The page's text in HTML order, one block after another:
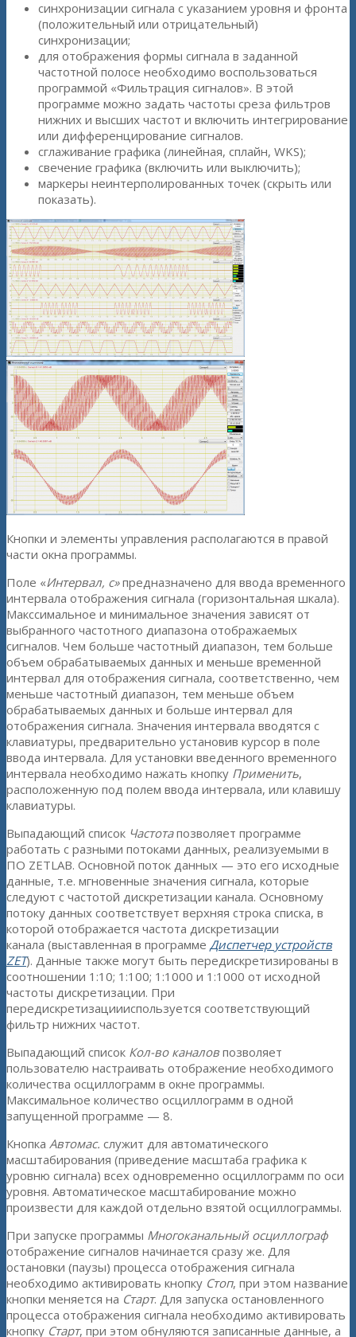
синхронизации сигнала с указанием уровня и фронта
(положительный или отрицательный)
синхронизации;
для отображения формы сигнала в заданной
частотной полосе необходимо воспользоваться
программой «Фильтрация сигналов». В этой
программе можно задать частоты среза фильтров
нижних и высших частот и включить интегрирование
или дифференцирование сигналов.
сглаживание графика (линейная, сплайн, WKS);
свечение графика (включить или выключить);
маркеры неинтерполированных точек (скрыть или
показать).
Кнопки и элементы управления располагаются в правой
части окна программы.
Поле «Интервал, с»предназначено для ввода временного
интервала отображения сигнала (горизонтальная шкала).
Макссимальное и минимальное значения зависят от
выбранного частотного диапазона отображаемых
сигналов. Чем больше частотный диапазон, тем больше
объем обрабатываемых данных и меньше временной
интервал для отображения сигнала, соответственно, чем
меньше частотный диапазон, тем меньше объем
обрабатываемых данных и больше интервал для
отображения сигнала. Значения интервала вводятся с
клавиатуры, предварительно установив курсор в поле
ввода интервала. Для установки введенного временного
интервала необходимо нажать кнопку Применить,
расположенную под полем ввода интервала, или клавишу
клавиатуры.
Выпадающий список Частотапозволяет программе
работать с разными потоками данных, реализуемыми в
ПО ZETLAB. Основной поток данных — это его исходные
данные, т.е. мгновенные значения сигнала, которые
следуют с частотой дискретизации канала. Основному
потоку данных соответствует верхняя строка списка, в
которой отображается частота дискретизации
канала (выставленная в программе Диспетчер устройств
ZET). Данные также могут быть передискретизированы в
соотношении 1:10; 1:100; 1:1000 и 1:1000 от исходной
частоты дискретизации. При
передискретизациииспользуется соответствующий
фильтр нижних частот.
Выпадающий список Кол-во каналовпозволяет
пользователю настраивать отображение необходимого
количества осциллограмм в окне программы.
Максимальное количество осциллограмм в одной
запущенной программе — 8.
Кнопка Автомас. служит для автоматического
масштабирования (приведение масштаба графика к
уровню сигнала) всех одновременно осциллограмм по оси
уровня. Автоматическое масштабирование можно
произвести для каждой отдельно взятой осциллограммы.
При запуске программы Многоканальный осциллограф
отображение сигналов начинается сразу же. Для
остановки (паузы) процесса отображения сигнала
необходимо активировать кнопку Стоп, при этом название
кнопки меняется на Старт. Для запуска остановленного
процесса отображения сигнала необходимо активировать
кнопку Старт, при этом обнуляются записанные данные, а